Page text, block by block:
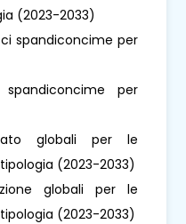
(2023-2033)
spandiconcime per
per
globali per le
(2023-2033)
globali per le
(2023-2033)